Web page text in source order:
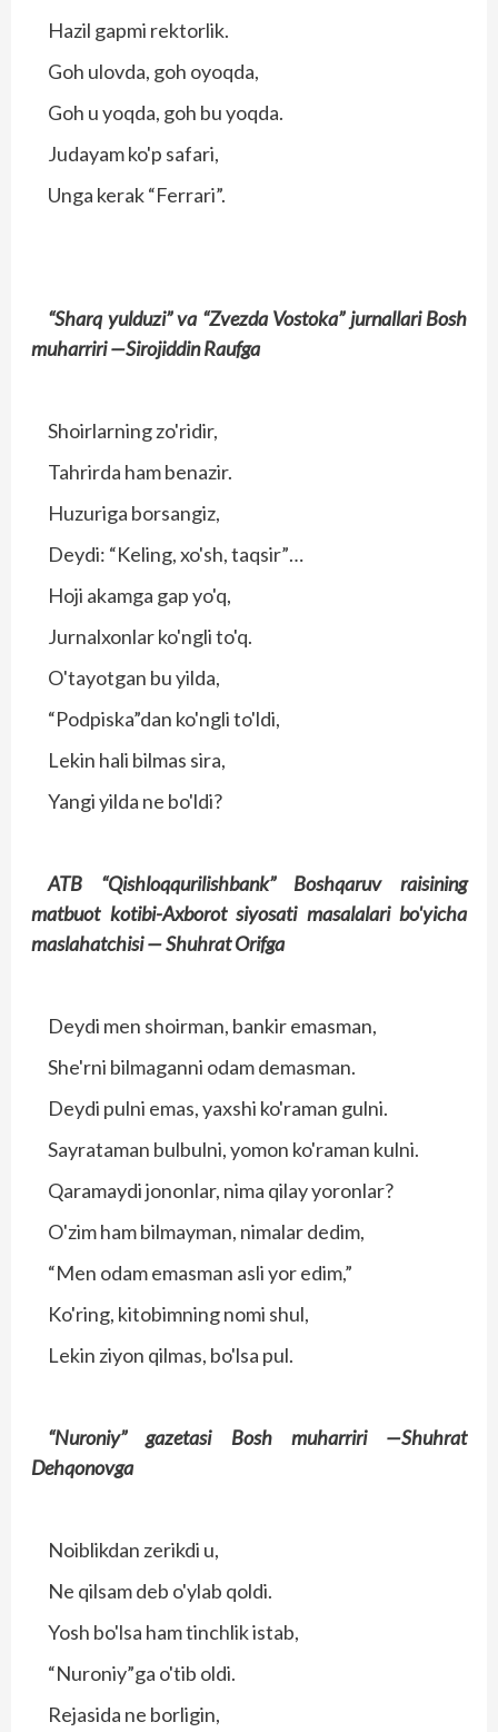
Hazil gapmi rektorlik.
Goh ulovda, goh oyoqda,
Goh u yoqda, goh bu yoqda.
Judayam ko'p safari,
Unga kerak “Ferrari”.
“Sharq yulduzi” va “Zvezda Vostoka” jurnallariBosh
muharriri —Sirojiddin Raufga
Shoirlarning zo'ridir,
Tahrirda ham benazir.
Huzuriga borsangiz,
Deydi: “Keling, xo'sh, taqsir”…
Hoji akamga gap yo'q,
Jurnalxonlar ko'ngli to'q.
O'tayotgan bu yilda,
“Podpiska”dan ko'ngli to'ldi,
Lekin hali bilmas sira,
Yangi yilda ne bo'ldi?
ATB “Qishloqqurilishbank” Boshqaruv raisining
matbuot kotibi-Axborot siyosati masalalari bo'yicha
maslahatchisi —Shuhrat Orifga
Deydi men shoirman, bankir emasman,
She'rni bilmaganni odam demasman.
Deydi pulni emas, yaxshi ko'raman gulni.
Sayrataman bulbulni, yomon ko'raman kulni.
Qaramaydi jononlar, nima qilay yoronlar?
O'zim ham bilmayman, nimalar dedim,
“Men odam emasman asli yor edim,”
Ko'ring, kitobimning nomi shul,
Lekin ziyon qilmas, bo'lsa pul.
“Nuroniy” gazetasi Bosh muharriri —Shuhrat
Dehqonovga
Noiblikdan zerikdi u,
Ne qilsam deb o'ylab qoldi.
Yosh bo'lsa ham tinchlik istab,
“Nuroniy”ga o'tib oldi.
Rejasida ne borligin,